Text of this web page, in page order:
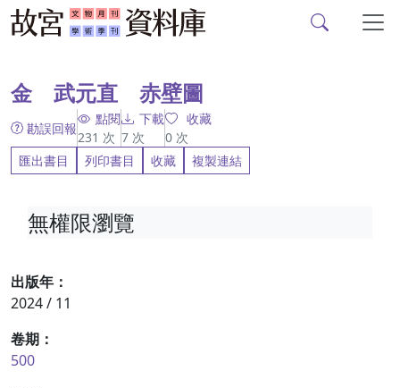
金 武元直 赤壁圖
勘誤回報
點閱
231 次
下載
7 次
收藏
0 次
匯出書目
列印書目 收藏 複製連結
出版年：
2024 / 11
卷期：
500
無權限瀏覽